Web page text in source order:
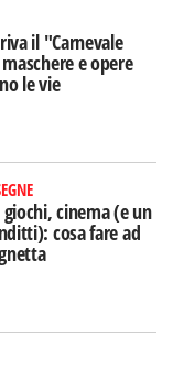
il "Carnevale
e opere
le vie
cinema (e un
cosa fare ad